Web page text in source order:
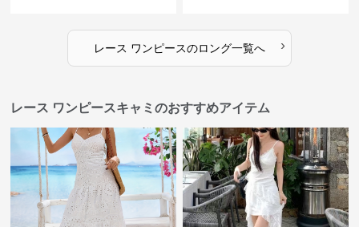
レース ワンピースのロング一覧へ ›
レース ワンピースキャミのおすすめアイテム